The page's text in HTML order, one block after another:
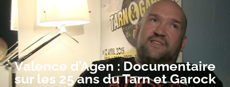
Valence d’Agen : Documentaire
sur les 25 ans du Tarn et Garock